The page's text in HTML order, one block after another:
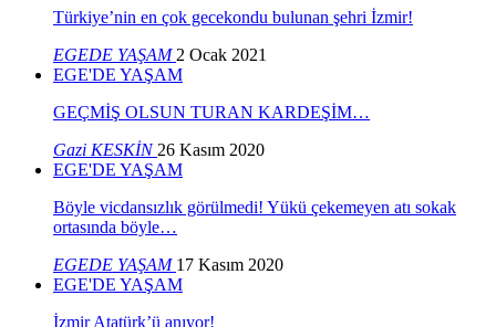
Türkiye’nin en çok gecekondu bulunan şehri İzmir!
EGEDE YAŞAM 2 Ocak 2021
EGE'DE YAŞAM
GEÇMİŞ OLSUN TURAN KARDEŞİM…
Gazi KESKİN 26 Kasım 2020
EGE'DE YAŞAM
Böyle vicdansızlık görülmedi! Yükü çekemeyen atı sokak
ortasında böyle…
EGEDE YAŞAM 17 Kasım 2020
EGE'DE YAŞAM
İzmir Atatürk’ü anıyor!